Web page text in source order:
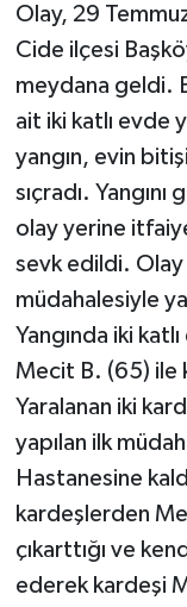
Olay, 29
Cide ilçesi
meydana geldi.
ait iki katlı evde
yangın, evin
sıçradı.
olay yerine
sevk edildi.
müdahalesiyle
Yangında iki
Mecit B. (65) ile
Yaralanan iki
yapılan ilk
Hastanesine
kardeşlerden
çıkarttığı ve
ederek kardeşi